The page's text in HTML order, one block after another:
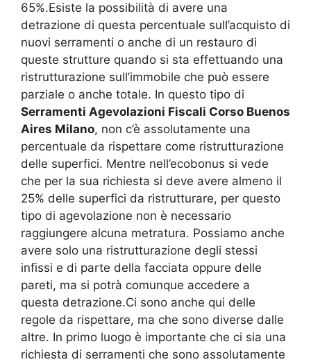
65%.Esiste la possibilità di avere una
detrazione di questa percentuale sull’acquisto di
nuovi serramenti o anche di un restauro di
queste strutture quando si sta effettuando una
ristrutturazione sull’immobile che può essere
parziale o anche totale. In questo tipo di
Serramenti Agevolazioni Fiscali Corso Buenos
Aires Milano, non c’è assolutamente una
percentuale da rispettare come ristrutturazione
delle superfici. Mentre nell’ecobonus si vede
che per la sua richiesta si deve avere almeno il
25% delle superfici da ristrutturare, per questo
tipo di agevolazione non è necessario
raggiungere alcuna metratura. Possiamo anche
avere solo una ristrutturazione degli stessi
infissi e di parte della facciata oppure delle
pareti, ma si potrà comunque accedere a
questa detrazione.Ci sono anche qui delle
regole da rispettare, ma che sono diverse dalle
altre. In primo luogo è importante che ci sia una
richiesta di serramenti che sono assolutamente